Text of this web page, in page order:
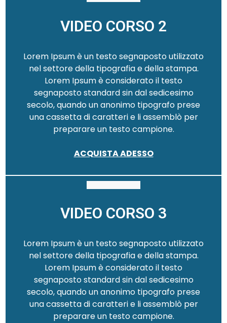
VIDEO CORSO 2
Lorem Ipsum è un testo segnaposto utilizzato
nel settore della tipografia e della stampa.
Lorem Ipsum è considerato il testo
segnaposto standard sin dal sedicesimo
secolo, quando un anonimo tipografo prese
una cassetta di caratteri e li assemblò per
preparare un testo campione.
ACQUISTA ADESSO
VIDEO CORSO 3
Lorem Ipsum è un testo segnaposto utilizzato
nel settore della tipografia e della stampa.
Lorem Ipsum è considerato il testo
segnaposto standard sin dal sedicesimo
secolo, quando un anonimo tipografo prese
una cassetta di caratteri e li assemblò per
preparare un testo campione.